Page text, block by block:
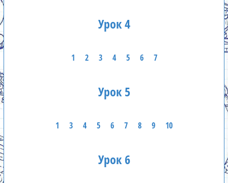
Урок 4
1 2 3 4 5 6 7
Урок 5
1 3 4 5 6 7 8 9 10
Урок 6